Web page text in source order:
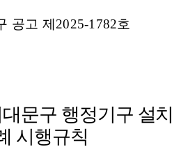
공고 제2025-1782호
문구 행정기구 설치
시행규칙